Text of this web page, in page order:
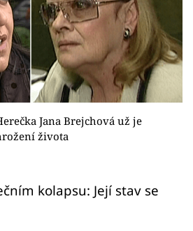
Jana Brejchová už je
života
kolapsu: Její stav se